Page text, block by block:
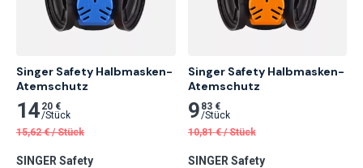
Singer Safety Halbmasken-
Atemschutz
14 20 €
/Stück
15,62 € /Stück
SINGER Safety
Singer Safety Halbmasken-
Atemschutz
9 83 €
/Stück
10,81 € /Stück
SINGER Safety